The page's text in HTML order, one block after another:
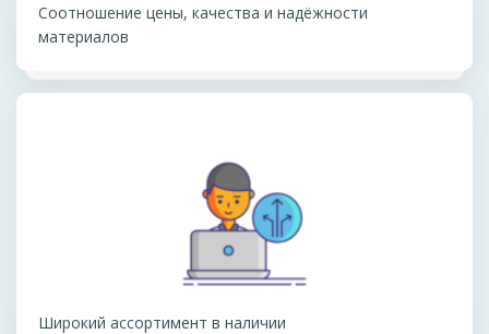
Соотношение цены, качества и надёжности
материалов
Широкий ассортимент в наличии